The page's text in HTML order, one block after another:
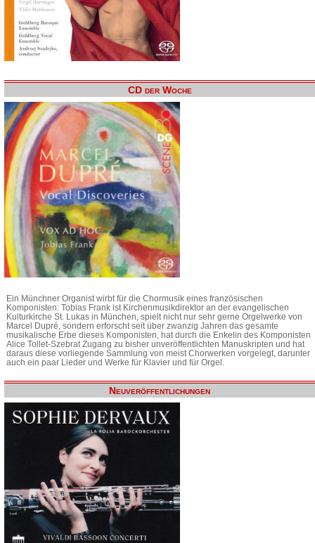
CD der Woche
Ein Münchner Organist wirbt für die Chormusik eines französischen
Komponisten: Tobias Frank ist Kirchenmusikdirektor an der evangelischen
Kulturkirche St. Lukas in München, spielt nicht nur sehr gerne Orgelwerke von
Marcel Dupré, sondern erforscht seit über zwanzig Jahren das gesamte
musikalische Erbe dieses Komponisten, hat durch die Enkelin des Komponisten
Alice Tollet-Szebrat Zugang zu bisher unveröffentlichten Manuskripten und hat
daraus diese vorliegende Sammlung von meist Chorwerken vorgelegt, darunter
auch ein paar Lieder und Werke für Klavier und für Orgel.
Neuveröffentlichungen